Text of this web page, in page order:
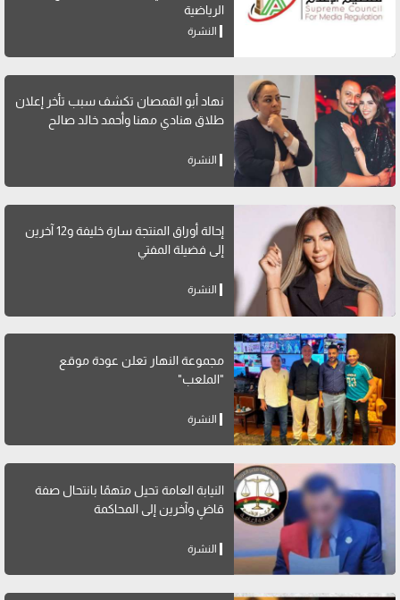
الرياضية
النشرة
نهاد أبو القمصان تكشف سبب تأخر إعلان
طلاق هنادي مهنا وأحمد خالد صالح
النشرة
إحالة أوراق المنتجة سارة خليفة و12 آخرين
إلى فضيلة المفتي
النشرة
مجموعة النهار تعلن عودة موقع
"الملعب"
النشرة
النيابة العامة تحيل متهمًا بانتحال صفة
قاضٍ وآخرين إلى المحاكمة
النشرة